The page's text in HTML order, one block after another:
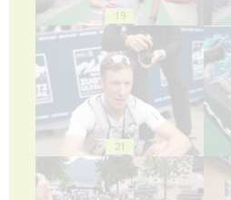
19
21